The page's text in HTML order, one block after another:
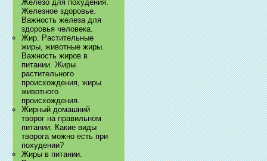
Железо для похудения.
Железное здоровье.
Важность железа для
здоровья человека.
Жир. Растительные
жиры, животные жиры.
Важность жиров в
питании. Жиры
растительного
происхождения, жиры
животного
происхождения.
Жирный домашний
творог на правильном
питании. Какие виды
творога можно есть при
похудении?
Жиры в питании.